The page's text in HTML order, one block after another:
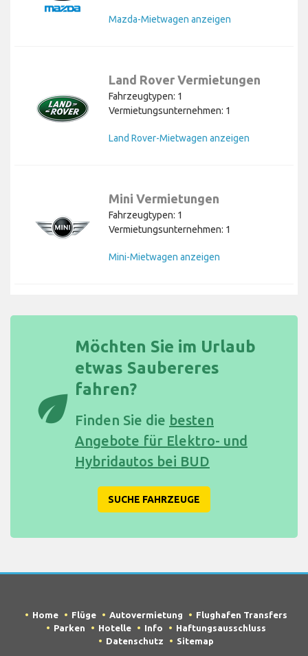
Mazda-Mietwagen anzeigen
Land Rover Vermietungen
Fahrzeugtypen: 1
Vermietungsunternehmen: 1
Land Rover-Mietwagen anzeigen
Mini Vermietungen
Fahrzeugtypen: 1
Vermietungsunternehmen: 1
Mini-Mietwagen anzeigen
eco
Möchten Sie im Urlaub
etwas Saubereres
fahren?
Finden Sie die besten
Angebote für Elektro- und
Hybridautos bei BUD
SUCHE FAHRZEUGE
Home Flüge Autovermietung
Flughafen Transfers
Parken
Hotelle Info
Haftungsausschluss
Datenschutz
Sitemap